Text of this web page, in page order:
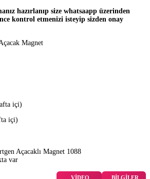
hazırlanıp size whatsaapp üzerinden
kontrol etmenizi isteyip sizden onay
Magnet
içi)
içi)
Açacaklı Magnet 1088
var
VİDEO BİLGİLER